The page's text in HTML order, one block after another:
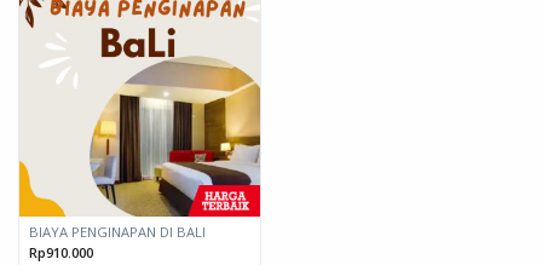
BIAYA PENGINAPAN DI BALI
Rp910.000